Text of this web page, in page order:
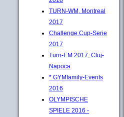
TURN-WM, Montreal
2017
Challenge Cup-Serie
2017
Turn-EM 2017, Cluj-
Napoca
* GYMfamily-Events
2016
OLYMPISCHE
SPIELE 2016 -